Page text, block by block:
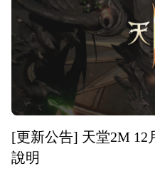
[更新公告] 天堂2M 12
說明